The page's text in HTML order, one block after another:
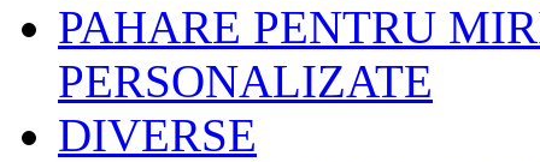
PAHARE PENTRU
PERSONALIZATE
DIVERSE